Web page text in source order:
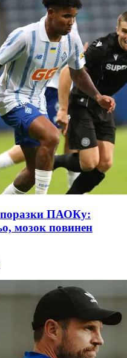
поразки ПАОКу:
мозок повинен